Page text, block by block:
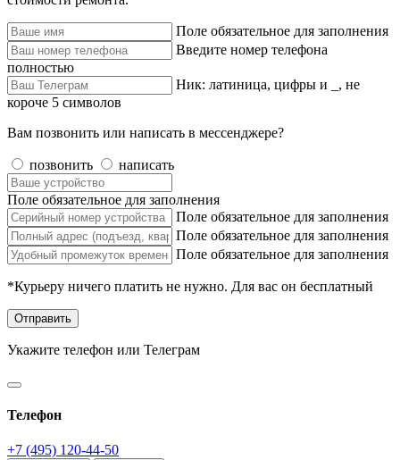
Поле обязательное для заполнения
Введите номер телефона
полностью
Ник: латиница, цифры и _, не
короче 5 символов
Вам позвонить или написать в мессенджере?
позвонить написать
Поле обязательное для заполнения
Поле обязательное для заполнения
Поле обязательное для заполнения
Поле обязательное для заполнения
*Курьеру ничего платить не нужно. Для вас он бесплатный
Отправить
Укажите телефон или Телеграм
Телефон
+7 (495) 120-44-50